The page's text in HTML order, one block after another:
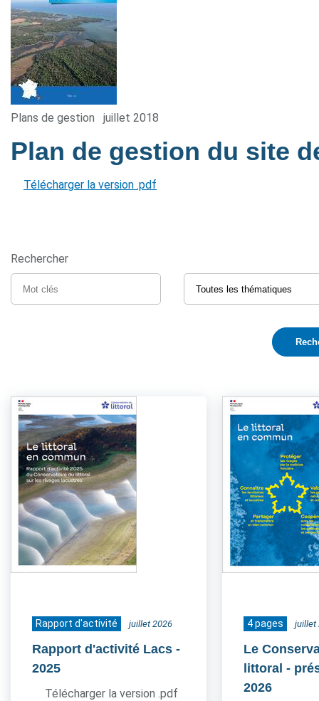
Plans de gestion juillet 2018
Plan de gestion du site
Télécharger la version .pdf
Rechercher
Rapport d'activité juillet 2026
Rapport d'activité Lacs -
2025
Télécharger la version .pdf
4 pages juillet
Le
littoral -
2026